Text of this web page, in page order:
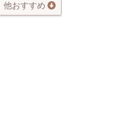
他おすすめ